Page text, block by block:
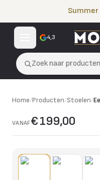
4,3
Zoek naar producten
Home/Producten/Stoelen/
VANAF€ 199,00